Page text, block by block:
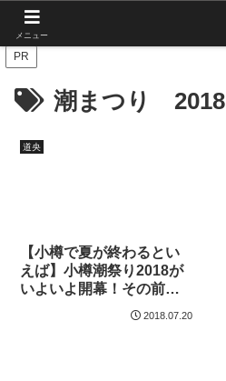
PR
潮まつり 2018
道央
【小樽で夏が終わるとい
えば】小樽潮祭り2018が
いよいよ開幕！その前に
2017年のおさらい等。
2018.07.20
メニュー